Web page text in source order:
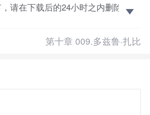
请在下载后的24小时之内删除，如
星因何而落宇宙世纪0079年，李
第十章 009.多兹鲁·扎比